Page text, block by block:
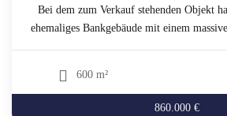
Bei dem zum Verkauf stehenden Objekt
ehemaliges Bankgebäude mit einem
600 m²
860.000 €